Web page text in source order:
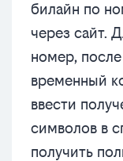
билайн по
через сайт.
номер,
временный
ввести
символов в
получить